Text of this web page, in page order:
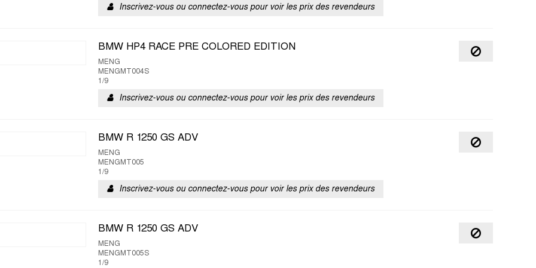
Inscrivez-vous ou connectez-vous pour voir les prix des revendeurs
BMW HP4 RACE PRE COLORED EDITION
MENG
MENGMT004S
1/9
Inscrivez-vous ou connectez-vous pour voir les prix des revendeurs
BMW R 1250 GS ADV
MENG
MENGMT005
1/9
Inscrivez-vous ou connectez-vous pour voir les prix des revendeurs
BMW R 1250 GS ADV
MENG
MENGMT005S
1/9